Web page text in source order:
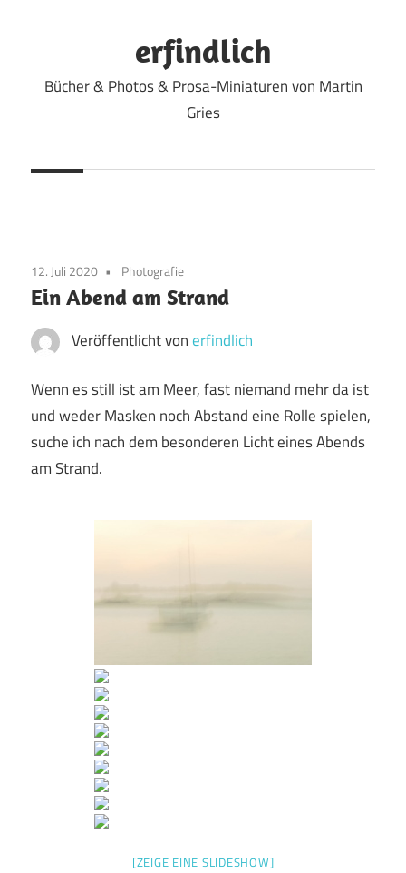
erfindlich
Bücher & Photos & Prosa-Miniaturen von Martin
Gries
12. Juli 2020 Photografie
Ein Abend am Strand
Veröffentlicht vonerfindlich
Wenn es still ist am Meer, fast niemand mehr da ist
und weder Masken noch Abstand eine Rolle spielen,
suche ich nach dem besonderen Licht eines Abends
am Strand.
[ZEIGE EINE SLIDESHOW]